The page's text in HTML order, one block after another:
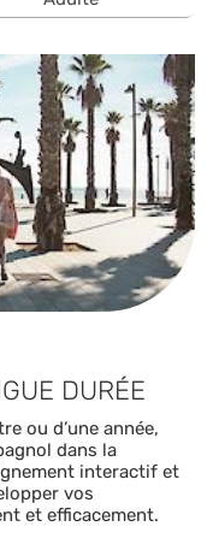
DURÉE
ou d’une année,
dans la
interactif et
vos
et efficacement.